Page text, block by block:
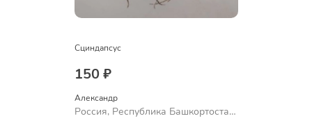
Сциндапсус
150 ₽
Александр
Россия, Республика Башкортостан,